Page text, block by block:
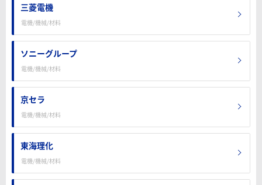
三菱電機
電機/機械/材料
ソニーグループ
電機/機械/材料
京セラ
電機/機械/材料
東海理化
電機/機械/材料